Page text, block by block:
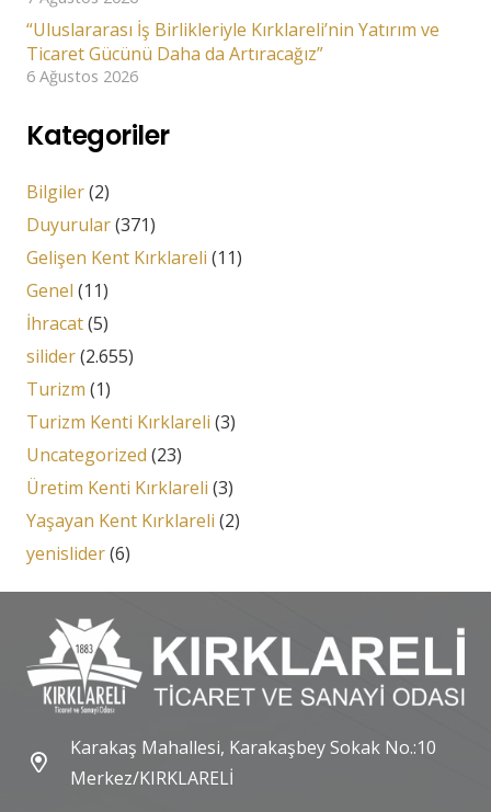
“Uluslararası İş Birlikleriyle Kırklareli’nin Yatırım ve
Ticaret Gücünü Daha da Artıracağız”
6 Ağustos 2026
Kategoriler
Bilgiler(2)
Duyurular(371)
Gelişen Kent Kırklareli (11)
Genel (11)
İhracat(5)
silider(2.655)
Turizm (1)
Turizm Kenti Kırklareli (3)
Uncategorized (23)
Üretim Kenti Kırklareli (3)
Yaşayan Kent Kırklareli (2)
yenislider(6)
Karakaş Mahallesi, Karakaşbey Sokak No.:10
Merkez/KIRKLARELİ